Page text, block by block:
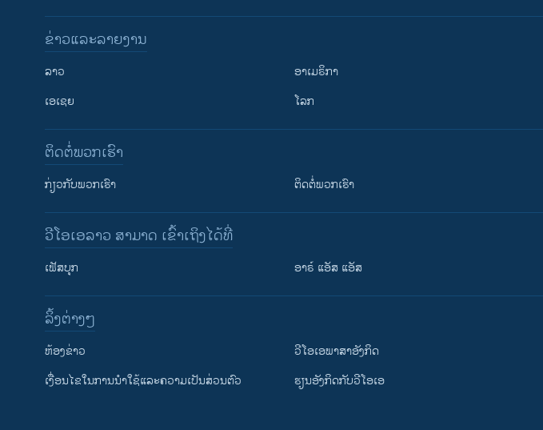
ຕິດຕາມພວກເຮົາ ທີ່
ຂ່າວແລະລາຍງານ
ລາວ
ເອເຊຍ
ອາເມຣິກາ
ໂລກ
ຕິດຕໍ່ພວກເຮົາ
ກ່ຽວກັບພວກເຮົາ ຕິດຕໍ່ພວກເຮົາ
ວີໂອເອລາວ ສາມາດ ເຂົ້າເຖິງໄດ້ທີ່
ເຟັສບຸກ ອາຣ໌ ແອັສ ແອັສ
​ລິ້ງ​ຕ່າງໆ
​ຫ້ອງ​ຂ່າວ
​ເງື່ອນ​ໄຂ​ໃນ​ການ​ນຳ​ໃຊ້​ແລະຄວາມ​ເປັນ​ສ່​ວນ​ຕົວ
ວີ​ໂອ​ເອ​ພາ​ສາ​ອັງ​ກິດ
​ຮຽນ​ອັງ​ກິດ​ກັບ​ວີ​ໂອ​ເອ